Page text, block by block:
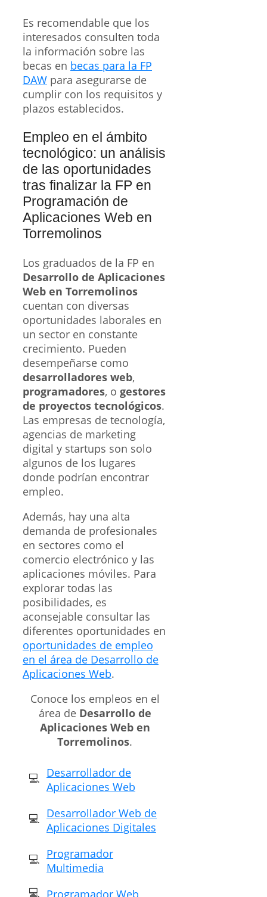
Es recomendable que los
interesados consulten toda
la información sobre las
becas en becas para la FP
DAW para asegurarse de
cumplir con los requisitos y
plazos establecidos.
Empleo en el ámbito
tecnológico: un análisis
de las oportunidades
tras finalizar la FP en
Programación de
Aplicaciones Web en
Torremolinos
Los graduados de la FP en
Desarrollo de Aplicaciones
Web en Torremolinos
cuentan con diversas
oportunidades laborales en
un sector en constante
crecimiento. Pueden
desempeñarse como
desarrolladores web,
programadores, o gestores
de proyectos tecnológicos.
Las empresas de tecnología,
agencias de marketing
digital y startups son solo
algunos de los lugares
donde podrían encontrar
empleo.
Además, hay una alta
demanda de profesionales
en sectores como el
comercio electrónico y las
aplicaciones móviles. Para
explorar todas las
posibilidades, es
aconsejable consultar las
diferentes oportunidades en
oportunidades de empleo
en el área de Desarrollo de
Aplicaciones Web.
Conoce los empleos en el
área de Desarrollo de
Aplicaciones Web en
Torremolinos.
Desarrollador de
Aplicaciones Web
Desarrollador Web de
Aplicaciones Digitales
Programador
Multimedia